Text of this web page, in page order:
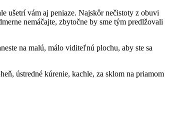
ušetrí vám aj peniaze. Najskôr nečistoty z obuvi
nemáčajte, zbytočne by sme tým predlžovali
na malú, málo viditeľnú plochu, aby ste sa
ústredné kúrenie, kachle, za sklom na priamom